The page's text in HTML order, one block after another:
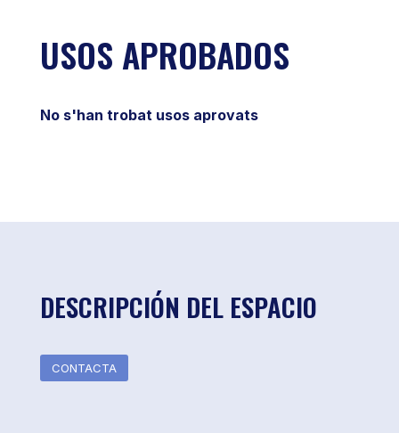
USOS APROBADOS
No s'han trobat usos aprovats
DESCRIPCIÓN DEL ESPACIO
CONTACTA